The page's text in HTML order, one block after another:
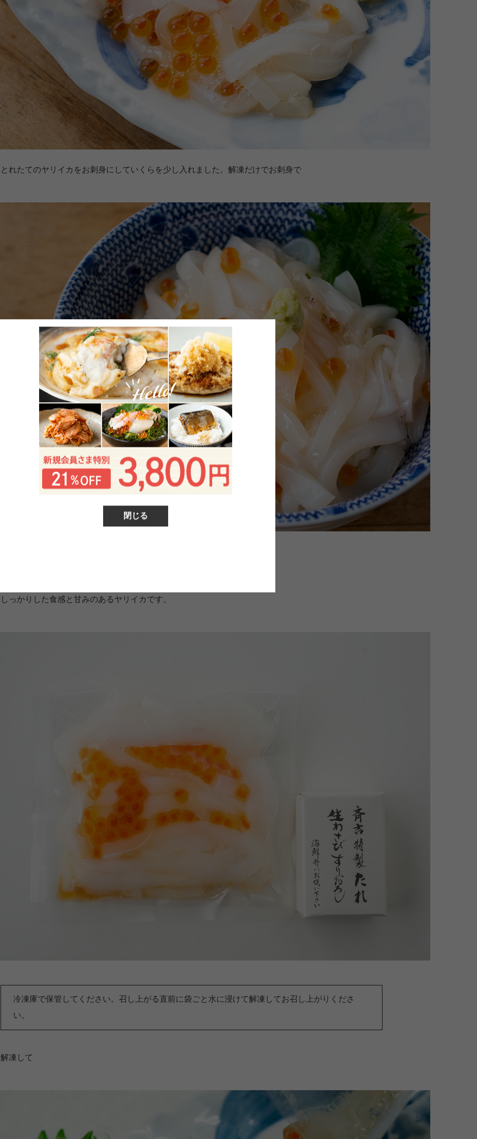
閉じる
とれたてのヤリイカをお刺身にしていくらを少し入れました。解凍だけでお刺身で
しっかりした食感と甘みのあるヤリイカです。
冷凍庫で保管してください。召し上がる直前に袋ごと水に浸けて解凍してお召し上がりくださ
い。
解凍して